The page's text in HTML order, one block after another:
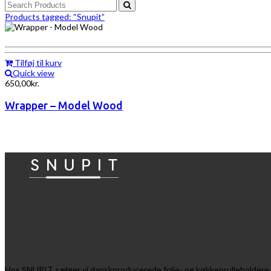
Products tagged: “Snupit”
Tilføj til kurv
Quick view
650,00kr.
Wrapper – Model Wood